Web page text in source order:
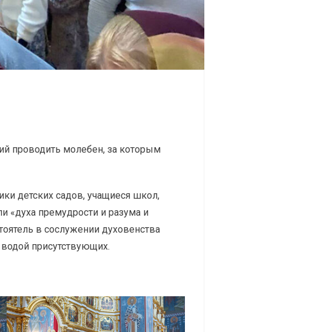
проводить молебен, за которым
детских садов, учащиеся школ,
«духа премудрости и разума и
в сослужении духовенства
присутствующих.